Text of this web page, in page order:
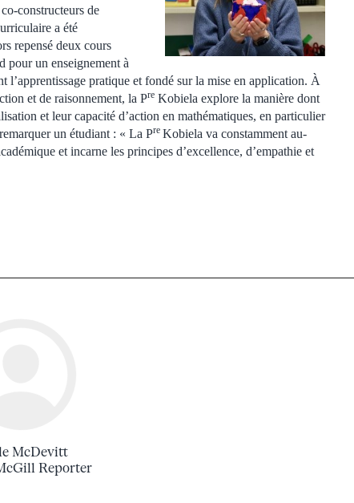
constructeurs de
a été
repensé deux cours
pour un enseignement à
pratique et fondé sur la mise en application. À
et de raisonnement, la Pre Kobiela explore la manière dont
et leur capacité d’action en mathématiques, en particulier
un étudiant : « La Pre Kobiela va constamment au-
et incarne les principes d’excellence, d’empathie et
McDevitt
Reporter